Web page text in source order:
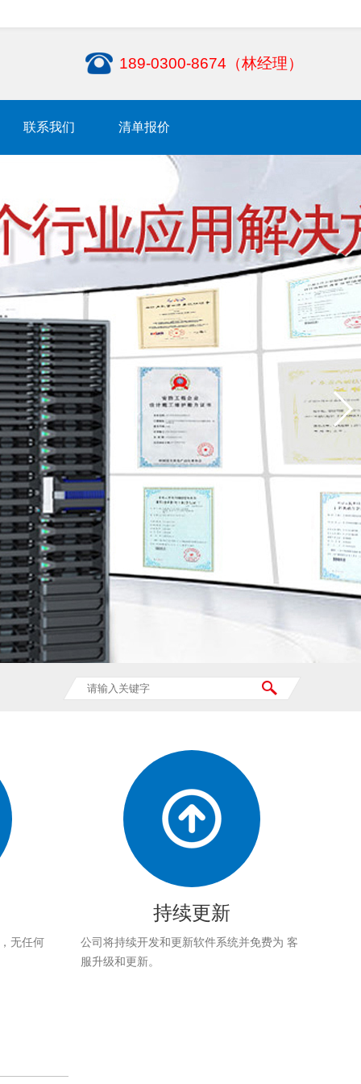
189-0300-8674（林经理）
联系我们 清单报价
无任何
持续更新
公司将持续开发和更新软件系统并免费为 客
服升级和更新。